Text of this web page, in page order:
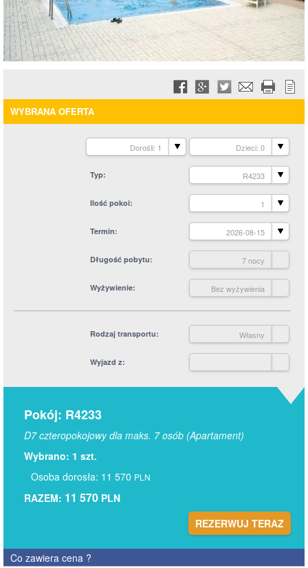
WYBRANA OFERTA
Dorośli: 1 Dzieci: 0
Typ R4233
Ilość pokoi 1
Termin 2026-08-15
Długość pobytu 7 nocy
Wyżywienie Bez wyżywienia
Rodzaj transportu Własny
Wyjazd z
Pokój: R4233
D7 czteropokojowy dla maks. 7 osób (Apartament)
Wybrano: 1 szt.
Osoba dorosła: 11 570 PLN
RAZEM: 11 570 PLN
REZERWUJ TERAZ
Co zawiera cena ?